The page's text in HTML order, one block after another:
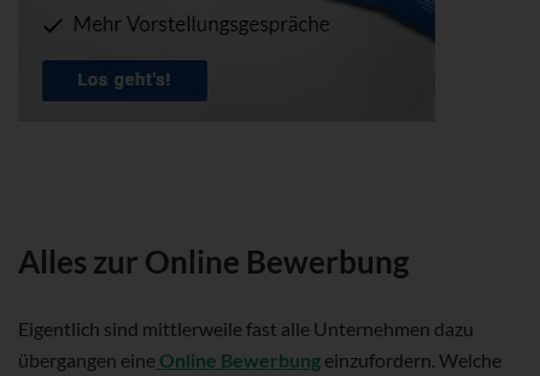
Alles zur Online Bewerbung
Eigentlich sind mittlerweile fast alle Unternehmen dazu
übergangen eine Online Bewerbung einzufordern. Welche